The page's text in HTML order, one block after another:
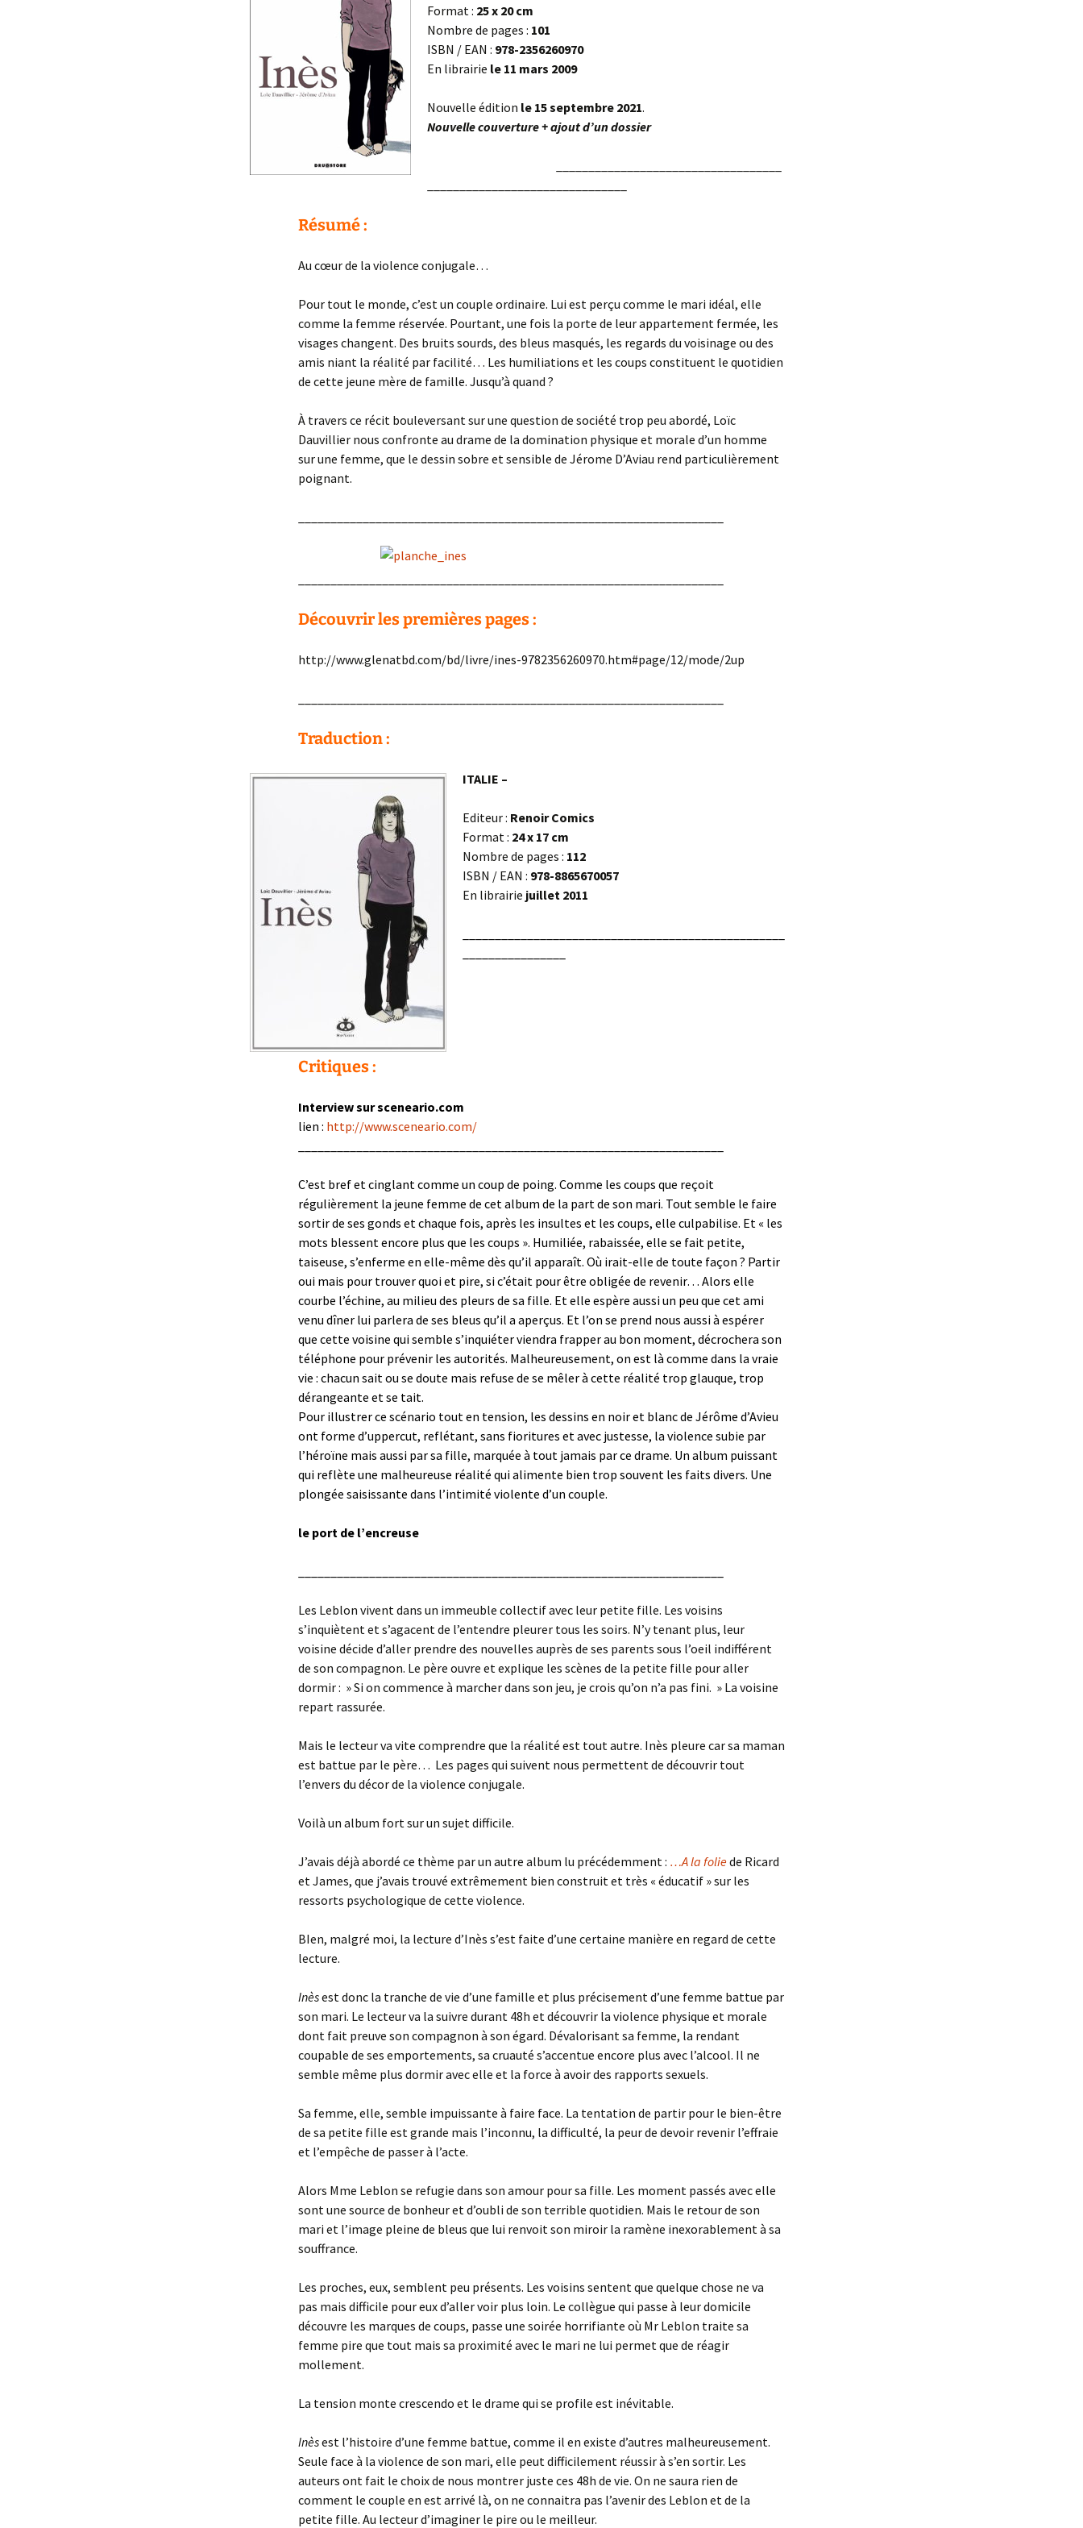
Format : 25 x 20 cm
Nombre de pages : 101
ISBN / EAN : 978-2356260970
En librairie le 11 mars 2009
Nouvelle édition le 15septembre 2021.
Nouvelle couverture + ajout d’un dossier
Résumé :
Au cœur de la violence conjugale…
Pour tout le monde, c’est un couple ordinaire. Lui est perçu comme le mari idéal, elle
comme la femme réservée. Pourtant, une fois la porte de leur appartement fermée, les
visages changent. Des bruits sourds, des bleus masqués, les regards du voisinage ou des
amis niant la réalité par facilité… Les humiliations et les coups constituent le quotidien
de cette jeune mère de famille. Jusqu’à quand ?
À travers ce récit bouleversant sur une question de société trop peu abordé, Loïc
Dauvillier nous confronte au drame de la domination physique et morale d’un homme
sur une femme, que le dessin sobre et sensible de Jérome D’Aviau rend particulièrement
poignant.
Découvrir les premières pages :
http://www.glenatbd.com/bd/livre/ines-9782356260970.htm#page/12/mode/2up
Traduction :
ITALIE –
Editeur : Renoir Comics
Format : 24 x 17 cm
Nombre de pages : 112
ISBN / EAN : 978-8865670057
En librairie juillet 2011
Critiques :
Interview sur sceneario.com
lien : http://www.sceneario.com/
C’est bref et cinglant comme un coup de poing. Comme les coups que reçoit
régulièrement la jeune femme de cet album de la part de son mari. Tout semble le faire
sortir de ses gonds et chaque fois, après les insultes et les coups, elle culpabilise. Et « les
mots blessent encore plus que les coups ». Humiliée, rabaissée, elle se fait petite,
taiseuse, s’enferme en elle-même dès qu’il apparaît. Où irait-elle de toute façon ? Partir
oui mais pour trouver quoi et pire, si c’était pour être obligée de revenir… Alors elle
courbe l’échine, au milieu des pleurs de sa fille. Et elle espère aussi un peu que cet ami
venu dîner lui parlera de ses bleus qu’il a aperçus. Et l’on se prend nous aussi à espérer
que cette voisine qui semble s’inquiéter viendra frapper au bon moment, décrochera son
téléphone pour prévenir les autorités. Malheureusement, on est là comme dans la vraie
vie : chacun sait ou se doute mais refuse de se mêler à cette réalité trop glauque, trop
dérangeante et se tait.
Pour illustrer ce scénario tout en tension, les dessins en noir et blanc de Jérôme d’Avieu
ont forme d’uppercut, reflétant, sans fioritures et avec justesse, la violence subie par
l’héroïne mais aussi par sa fille, marquée à tout jamais par ce drame. Un album puissant
qui reflète une malheureuse réalité qui alimente bien trop souvent les faits divers. Une
plongée saisissante dans l’intimité violente d’un couple.
le port de l’encreuse
Les Leblon vivent dans un immeuble collectif avec leur petite fille. Les voisins
s’inquiètent et s’agacent de l’entendre pleurer tous les soirs. N’y tenant plus, leur
voisine décide d’aller prendre des nouvelles auprès de ses parents sous l’oeil indifférent
de son compagnon. Le père ouvre et explique les scènes de la petite fille pour aller
dormir : » Si on commence à marcher dans son jeu, je crois qu’on n’a pas fini. » La voisine
repart rassurée.
Mais le lecteur va vite comprendre que la réalité est tout autre. Inès pleure car sa maman
est battue par le père… Les pages qui suivent nous permettent de découvrir tout
l’envers du décor de la violence conjugale.
Voilà un album fort sur un sujet difficile.
J’avais déjà abordé ce thème par un autre album lu précédemment : …A la foliede Ricard
et James, que j’avais trouvé extrêmement bien construit et très « éducatif » sur les
ressorts psychologique de cette violence.
BIen, malgré moi, la lecture d’Inès s’est faite d’une certaine manière en regard de cette
lecture.
Inèsest donc la tranche de vie d’une famille et plus précisement d’une femme battue par
son mari. Le lecteur va la suivre durant 48h et découvrir la violence physique et morale
dont fait preuve son compagnon à son égard. Dévalorisant sa femme, la rendant
coupable de ses emportements, sa cruauté s’accentue encore plus avec l’alcool. Il ne
semble même plus dormir avec elle et la force à avoir des rapports sexuels.
Sa femme, elle, semble impuissante à faire face. La tentation de partir pour le bien-être
de sa petite fille est grande mais l’inconnu, la difficulté, la peur de devoir revenir l’effraie
et l’empêche de passer à l’acte.
Alors Mme Leblon se refugie dans son amour pour sa fille. Les moment passés avec elle
sont une source de bonheur et d’oubli de son terrible quotidien. Mais le retour de son
mari et l’image pleine de bleus que lui renvoit son miroir la ramène inexorablement à sa
souffrance.
Les proches, eux, semblent peu présents. Les voisins sentent que quelque chose ne va
pas mais difficile pour eux d’aller voir plus loin. Le collègue qui passe à leur domicile
découvre les marques de coups, passe une soirée horrifiante où Mr Leblon traite sa
femme pire que tout mais sa proximité avec le mari ne lui permet que de réagir
mollement.
La tension monte crescendo et le drame qui se profile est inévitable.
Inèsest l’histoire d’une femme battue, comme il en existe d’autres malheureusement.
Seule face à la violence de son mari, elle peut difficilement réussir à s’en sortir. Les
auteurs ont fait le choix de nous montrer juste ces 48h de vie. On ne saura rien de
comment le couple en est arrivé là, on ne connaitra pas l’avenir des Leblon et de la
petite fille. Au lecteur d’imaginer le pire ou le meilleur.